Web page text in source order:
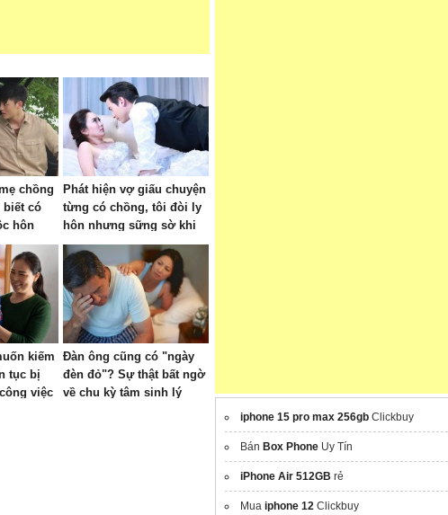
chồng
biết có
hôn
hay
Phát hiện vợ giấu chuyện
từng có chồng, tôi đòi ly
hôn nhưng sững sờ khi
nghe mẹ tôi buông câu
này
kiếm
tục bị
việc
Đàn ông cũng có "ngày
đèn đỏ"? Sự thật bất ngờ
về chu kỳ tâm sinh lý
iphone 15 pro max 256gb Clickbuy
Bán Box Phone Uy Tín
iPhone Air 512GB rẻ
Mua iphone 12 Clickbuy